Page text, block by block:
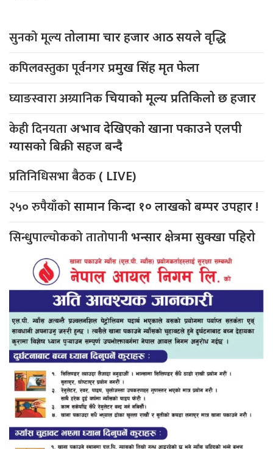
सुनको मूल्यतोलामा चार हजार आठ सयले वृद्धि
कपिलवस्तुका पूर्वनगरप्रमुख सिंह मृत फेला
घ्याङस्वारा अग्र्यानिकचियाको मूल्य प्रतिकिलो छ हजार
केही दिनयताअभाव देखिएको खाना पकाउने एलपी
ग्यासको बिक्री सहज बन्दै
प्रतिनिधिसभा बैठक ( LIVE)
२५० रुपैयाँकोसामान किन्दा १० लाखको बम्पर उपहार !
सिन्धुपाल्चोकको तातोपानीभन्सार क्षेत्रमा सुक्खा पहिरो